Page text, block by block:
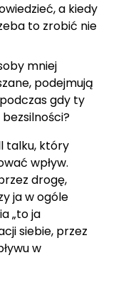
a kiedy
to zrobić nie
mniej
podejmują
gdy ty
bezsilności?
talku, który
wpływ.
drogę,
ja w ogóle
„to ja
siebie, przez
w